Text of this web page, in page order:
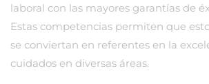
laboral con las mayores garantías de
Estas competencias permiten que
se conviertan en referentes en la
cuidados en diversas áreas.